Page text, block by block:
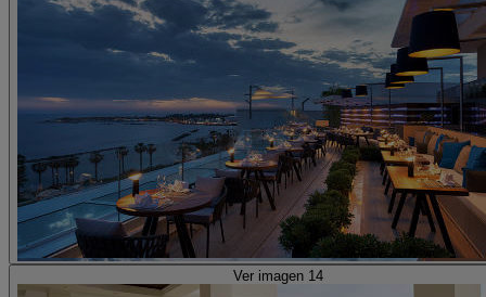
Ver imagen 14